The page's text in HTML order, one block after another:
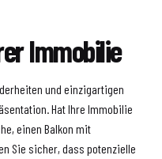
Immobilie
und einzigartigen
Hat Ihre Immobilie
einen Balkon mit
Sie sicher, dass potenzielle